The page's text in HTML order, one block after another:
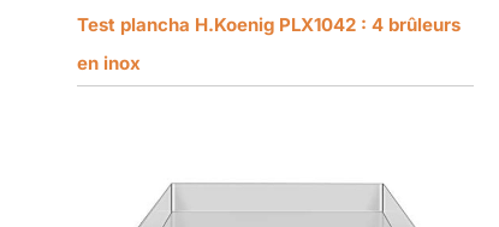
Test plancha H.Koenig PLX1042 : 4 brûleurs
en inox